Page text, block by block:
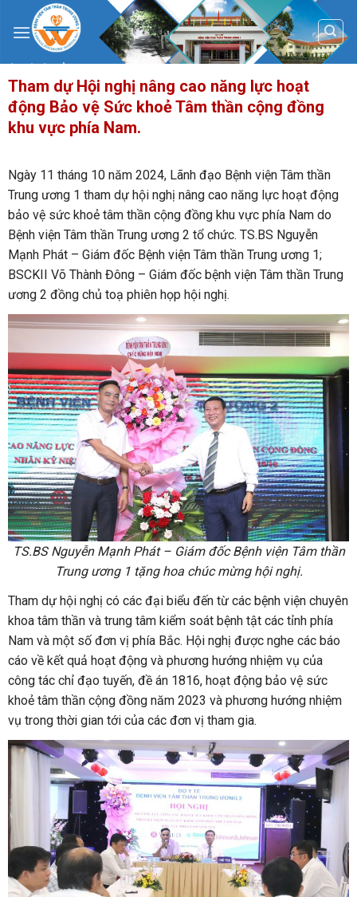
content
Tham dự Hội nghị nâng cao năng lực hoạt
động Bảo vệ Sức khoẻ Tâm thần cộng đồng
khu vực phía Nam.
Ngày 11 tháng 10 năm 2024, Lãnh đạo Bệnh viện Tâm thần
Trung ương 1 tham dự hội nghị nâng cao năng lực hoạt động
bảo vệ sức khoẻ tâm thần cộng đồng khu vực phía Nam do
Bệnh viện Tâm thần Trung ương 2 tổ chức. TS.BS Nguyễn
Mạnh Phát – Giám đốc Bệnh viện Tâm thần Trung ương 1;
BSCKII Võ Thành Đông – Giám đốc bệnh viện Tâm thần Trung
ương 2 đồng chủ toạ phiên họp hội nghị.
TS.BS Nguyễn Mạnh Phát – Giám đốc Bệnh viện Tâm thần
Trung ương 1 tặng hoa chúc mừng hội nghị.
Tham dự hội nghị có các đại biểu đến từ các bệnh viện chuyên
khoa tâm thần và trung tâm kiểm soát bệnh tật các tỉnh phía
Nam và một số đơn vị phía Bắc. Hội nghị được nghe các báo
cáo về kết quả hoạt động và phương hướng nhiệm vụ của
công tác chỉ đạo tuyến, đề án 1816, hoạt động bảo vệ sức
khoẻ tâm thần cộng đồng năm 2023 và phương hướng nhiệm
vụ trong thời gian tới của các đơn vị tham gia.